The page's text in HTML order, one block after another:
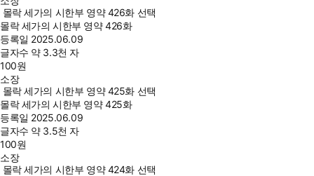
몰락 세가의 시한부 영약 426화 선택
몰락 세가의 시한부 영약 426화
등록일 2025.06.09
글자수 약 3.3천 자
100원
소장
몰락 세가의 시한부 영약 425화 선택
몰락 세가의 시한부 영약 425화
등록일 2025.06.09
글자수 약 3.5천 자
100원
소장
몰락 세가의 시한부 영약 424화 선택